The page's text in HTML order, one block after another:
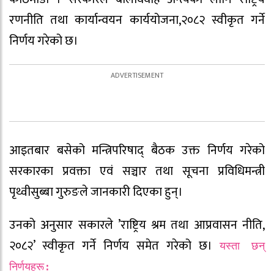
रणनीति तथा कार्यान्वयन कार्ययोजना,२०८२ स्वीकृत गर्ने
निर्णय गरेको छ।
आइतबार बसेको मन्त्रिपरिषाद् बैठक उक्त निर्णय गरेको
सरकारका प्रवक्ता एवं सञ्चार तथा सूचना प्रविधिमन्त्री
पृथ्वीसुब्बा गुरुङले जानकारी दिएका हुन्।
उनको अनुसार सकारले ’राष्ट्रिय श्रम तथा आप्रवासन नीति,
२०८२’ स्वीकृत गर्ने निर्णय समेत गरेको छ।यस्ता छन्
निर्णयहरू: